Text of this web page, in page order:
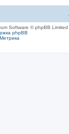
Software © phpBB Limited
phpBB